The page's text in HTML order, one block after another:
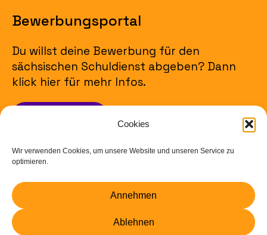
Cookies
Wir verwenden Cookies, um unsere Website und unseren Service zu
optimieren.
Annehmen
Ablehnen
Bewerbungsportal
Du willst deine Bewerbung für den
sächsischen Schuldienst abgeben? Dann
klick hier für mehr Infos.
Impressum
Datenschutz
Barrierefreiheit